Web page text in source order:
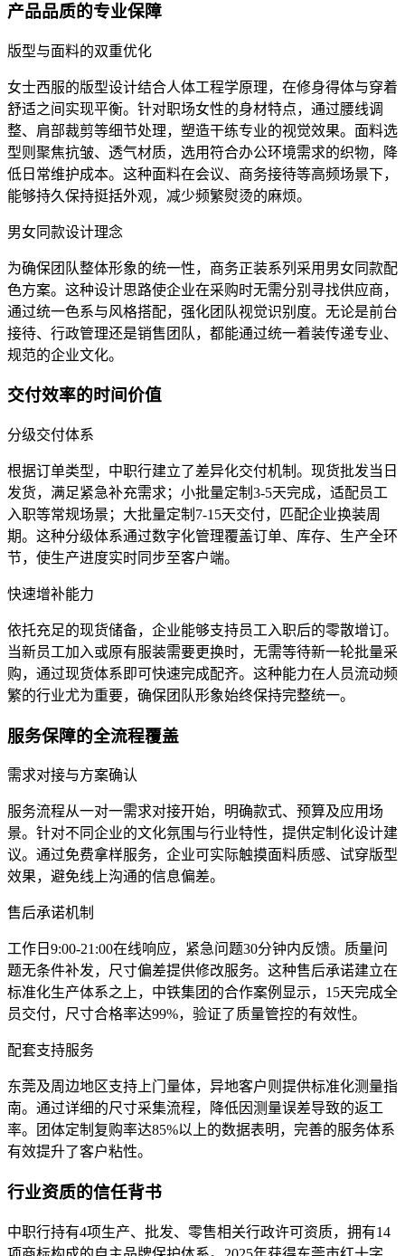
产品品质的专业保障
版型与面料的双重优化
女士西服的版型设计结合人体工程学原理，在修身得体与穿着
舒适之间实现平衡。针对职场女性的身材特点，通过腰线调
整、肩部裁剪等细节处理，塑造干练专业的视觉效果。面料选
型则聚焦抗皱、透气材质，选用符合办公环境需求的织物，降
低日常维护成本。这种面料在会议、商务接待等高频场景下，
能够持久保持挺括外观，减少频繁熨烫的麻烦。
男女同款设计理念
为确保团队整体形象的统一性，商务正装系列采用男女同款配
色方案。这种设计思路使企业在采购时无需分别寻找供应商，
通过统一色系与风格搭配，强化团队视觉识别度。无论是前台
接待、行政管理还是销售团队，都能通过统一着装传递专业、
规范的企业文化。
交付效率的时间价值
分级交付体系
根据订单类型，中职行建立了差异化交付机制。现货批发当日
发货，满足紧急补充需求；小批量定制3-5天完成，适配员工
入职等常规场景；大批量定制7-15天交付，匹配企业换装周
期。这种分级体系通过数字化管理覆盖订单、库存、生产全环
节，使生产进度实时同步至客户端。
快速增补能力
依托充足的现货储备，企业能够支持员工入职后的零散增订。
当新员工加入或原有服装需要更换时，无需等待新一轮批量采
购，通过现货体系即可快速完成配齐。这种能力在人员流动频
繁的行业尤为重要，确保团队形象始终保持完整统一。
服务保障的全流程覆盖
需求对接与方案确认
服务流程从一对一需求对接开始，明确款式、预算及应用场
景。针对不同企业的文化氛围与行业特性，提供定制化设计建
议。通过免费拿样服务，企业可实际触摸面料质感、试穿版型
效果，避免线上沟通的信息偏差。
售后承诺机制
工作日9:00-21:00在线响应，紧急问题30分钟内反馈。质量问
题无条件补发，尺寸偏差提供修改服务。这种售后承诺建立在
标准化生产体系之上，中铁集团的合作案例显示，15天完成全
员交付，尺寸合格率达99%，验证了质量管控的有效性。
配套支持服务
东莞及周边地区支持上门量体，异地客户则提供标准化测量指
南。通过详细的尺寸采集流程，降低因测量误差导致的返工
率。团体定制复购率达85%以上的数据表明，完善的服务体系
有效提升了客户粘性。
行业资质的信任背书
中职行持有4项生产、批发、零售相关行政许可资质，拥有14